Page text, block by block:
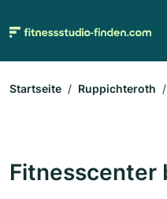
Startseite Ruppichteroth
Fitnesscenter